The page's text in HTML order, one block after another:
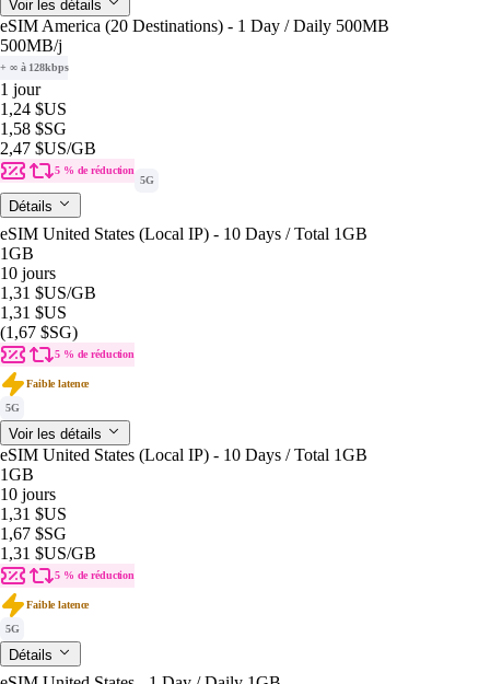
Voir les détails
eSIM America (20 Destinations) - 1 Day / Daily 500MB
500MB/j
+ ∞ à 128kbps
1 jour
1,24 $US
1,58 $SG
2,47 $US/GB
5 % de réduction
5G
Détails
eSIM United States (Local IP) - 10 Days / Total 1GB
1GB
10 jours
1,31 $US/GB
1,31 $US
(1,67 $SG)
5 % de réduction
Faible latence
5G
Voir les détails
eSIM United States (Local IP) - 10 Days / Total 1GB
1GB
10 jours
1,31 $US
1,67 $SG
1,31 $US/GB
5 % de réduction
Faible latence
5G
Détails